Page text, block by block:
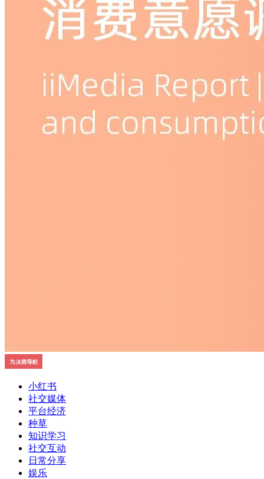
小红书
社交媒体
平台经济
种草
知识学习
社交互动
日常分享
娱乐